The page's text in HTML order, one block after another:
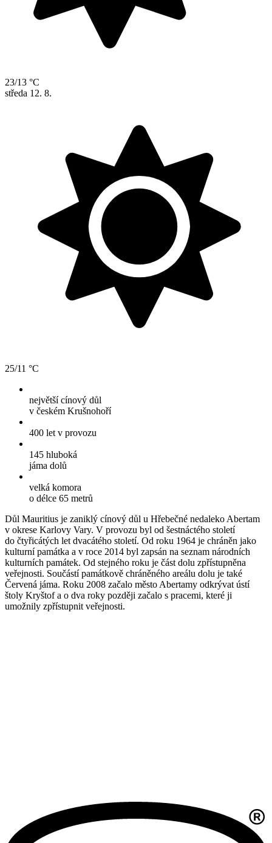
23/13 °C
středa 12. 8.
25/11 °C
největší cínový důl
v českém Krušnohoří
400 let v provozu
145 hluboká
jáma dolů
velká komora
o délce 65 metrů
Důl Mauritius je zaniklý cínový důl u Hřebečné nedaleko Abertam
v okrese Karlovy Vary. V provozu byl od šestnáctého století
do čtyřicátých let dvacátého století. Od roku 1964 je chráněn jako
kulturní památka a v roce 2014 byl zapsán na seznam národních
kulturních památek. Od stejného roku je část dolu zpřístupněna
veřejnosti. Součástí památkově chráněného areálu dolu je také
Červená jáma. Roku 2008 začalo město Abertamy odkrývat ústí
štoly Kryštof a o dva roky později začalo s pracemi, které ji
umožnily zpřístupnit veřejnosti.